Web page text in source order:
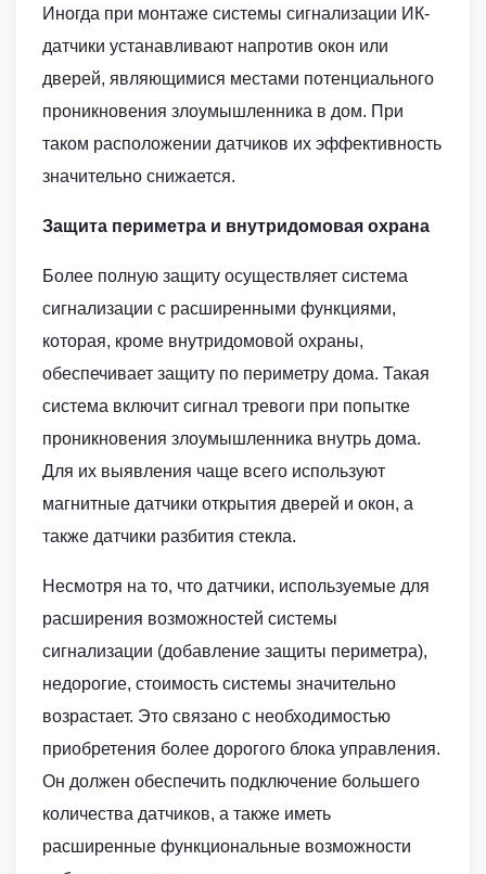
Иногда при монтаже системы сигнализации ИК-
датчики устанавливают напротив окон или
дверей, являющимися местами потенциального
проникновения злоумышленника в дом. При
таком расположении датчиков их эффективность
значительно снижается.
Защита периметра и внутридомовая охрана
Более полную защиту осуществляет система
сигнализации с расширенными функциями,
которая, кроме внутридомовой охраны,
обеспечивает защиту по периметру дома. Такая
система включит сигнал тревоги при попытке
проникновения злоумыш­ленника внутрь дома.
Для их выявления чаще всего используют
магнитные датчики открытия дверей и окон, а
также датчики разбития стекла.
Несмотря на то, что датчики, используемые для
расширения возможностей системы
сигнализации (добавление защиты периметра),
недорогие, стоимость системы значительно
возрастает. Это связано с необходимостью
приобретения более дорогого блока управления.
Он должен обеспечить подключение большего
количества датчиков, а также иметь
расширенные функциональные возможности